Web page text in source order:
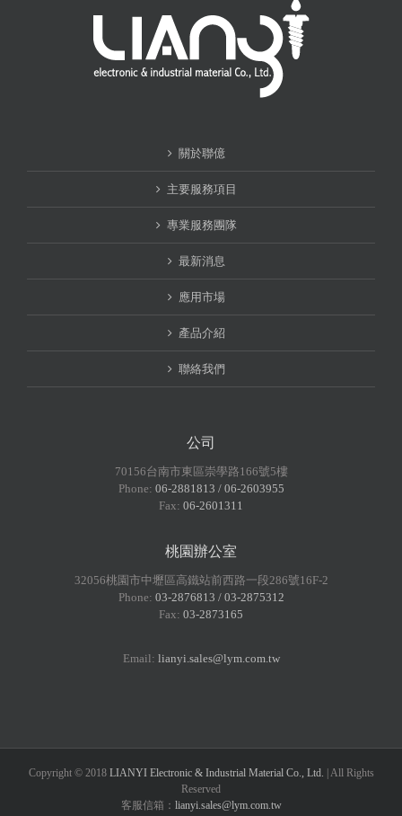
關於聯億
主要服務項目
專業服務團隊
最新消息
應用市場
產品介紹
聯絡我們
公司
70156台南市東區崇學路166號5樓
Phone: 06-2881813 / 06-2603955
Fax: 06-2601311
桃園辦公室
32056桃園市中壢區高鐵站前西路一段286號16F-2
Phone: 03-2876813 / 03-2875312
Fax: 03-2873165
Email: lianyi.sales@lym.com.tw
Copyright © 2018 LIANYI Electronic & Industrial Material Co., Ltd. | All Rights
Reserved
客服信箱： lianyi.sales@lym.com.tw